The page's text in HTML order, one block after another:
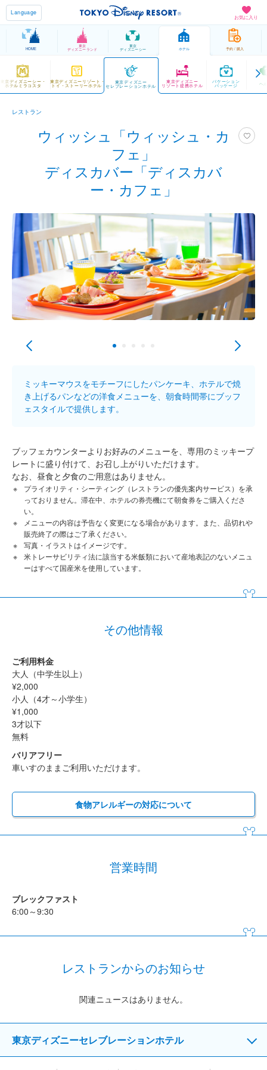
お気に入り
Language
HOME
東京
ディズニーランド
東京
ディズニーシー ホテル 予約 / 購入
東京ディズニーシー・
ホテルミラコスタ
東京ディズニーリゾート・
トイ・ストーリーホテル
東京ディズニー
セレブレーションホテル
東京ディズニー
リゾート提携ホテル
バケーション
パッケージ ヘ
レストラン
ウィッシュ「ウィッシュ・カ
フェ」
ディスカバー「ディスカバ
ー・カフェ」
ミッキーマウスをモチーフにしたパンケーキ、ホテルで焼
き上げるパンなどの洋食メニューを、朝食時間帯にブッフ
ェスタイルで提供します。
ブッフェカウンターよりお好みのメニューを、専用のミッキープ
レートに盛り付けて、お召し上がりいただけます。
なお、昼食と夕食のご用意はありません。
プライオリティ・シーティング（レストランの優先案内サービス）を承
っておりません。滞在中、ホテルの券売機にて朝食券をご購入くださ
い。
メニューの内容は予告なく変更になる場合があります。また、品切れや
販売終了の際はご了承ください。
写真・イラストはイメージです。
米トレーサビリティ法に該当する米飯類において産地表記のないメニュ
ーはすべて国産米を使用しています。
その他情報
ご利用料金
大人（中学生以上）
¥2,000
小人（4才～小学生）
¥1,000
3才以下
無料
バリアフリー
車いすのままご利用いただけます。
食物アレルギーの対応について
営業時間
ブレックファスト
6:00～9:30
レストランからのお知らせ
関連ニュースはありません。
東京ディズニーセレブレーションホテル